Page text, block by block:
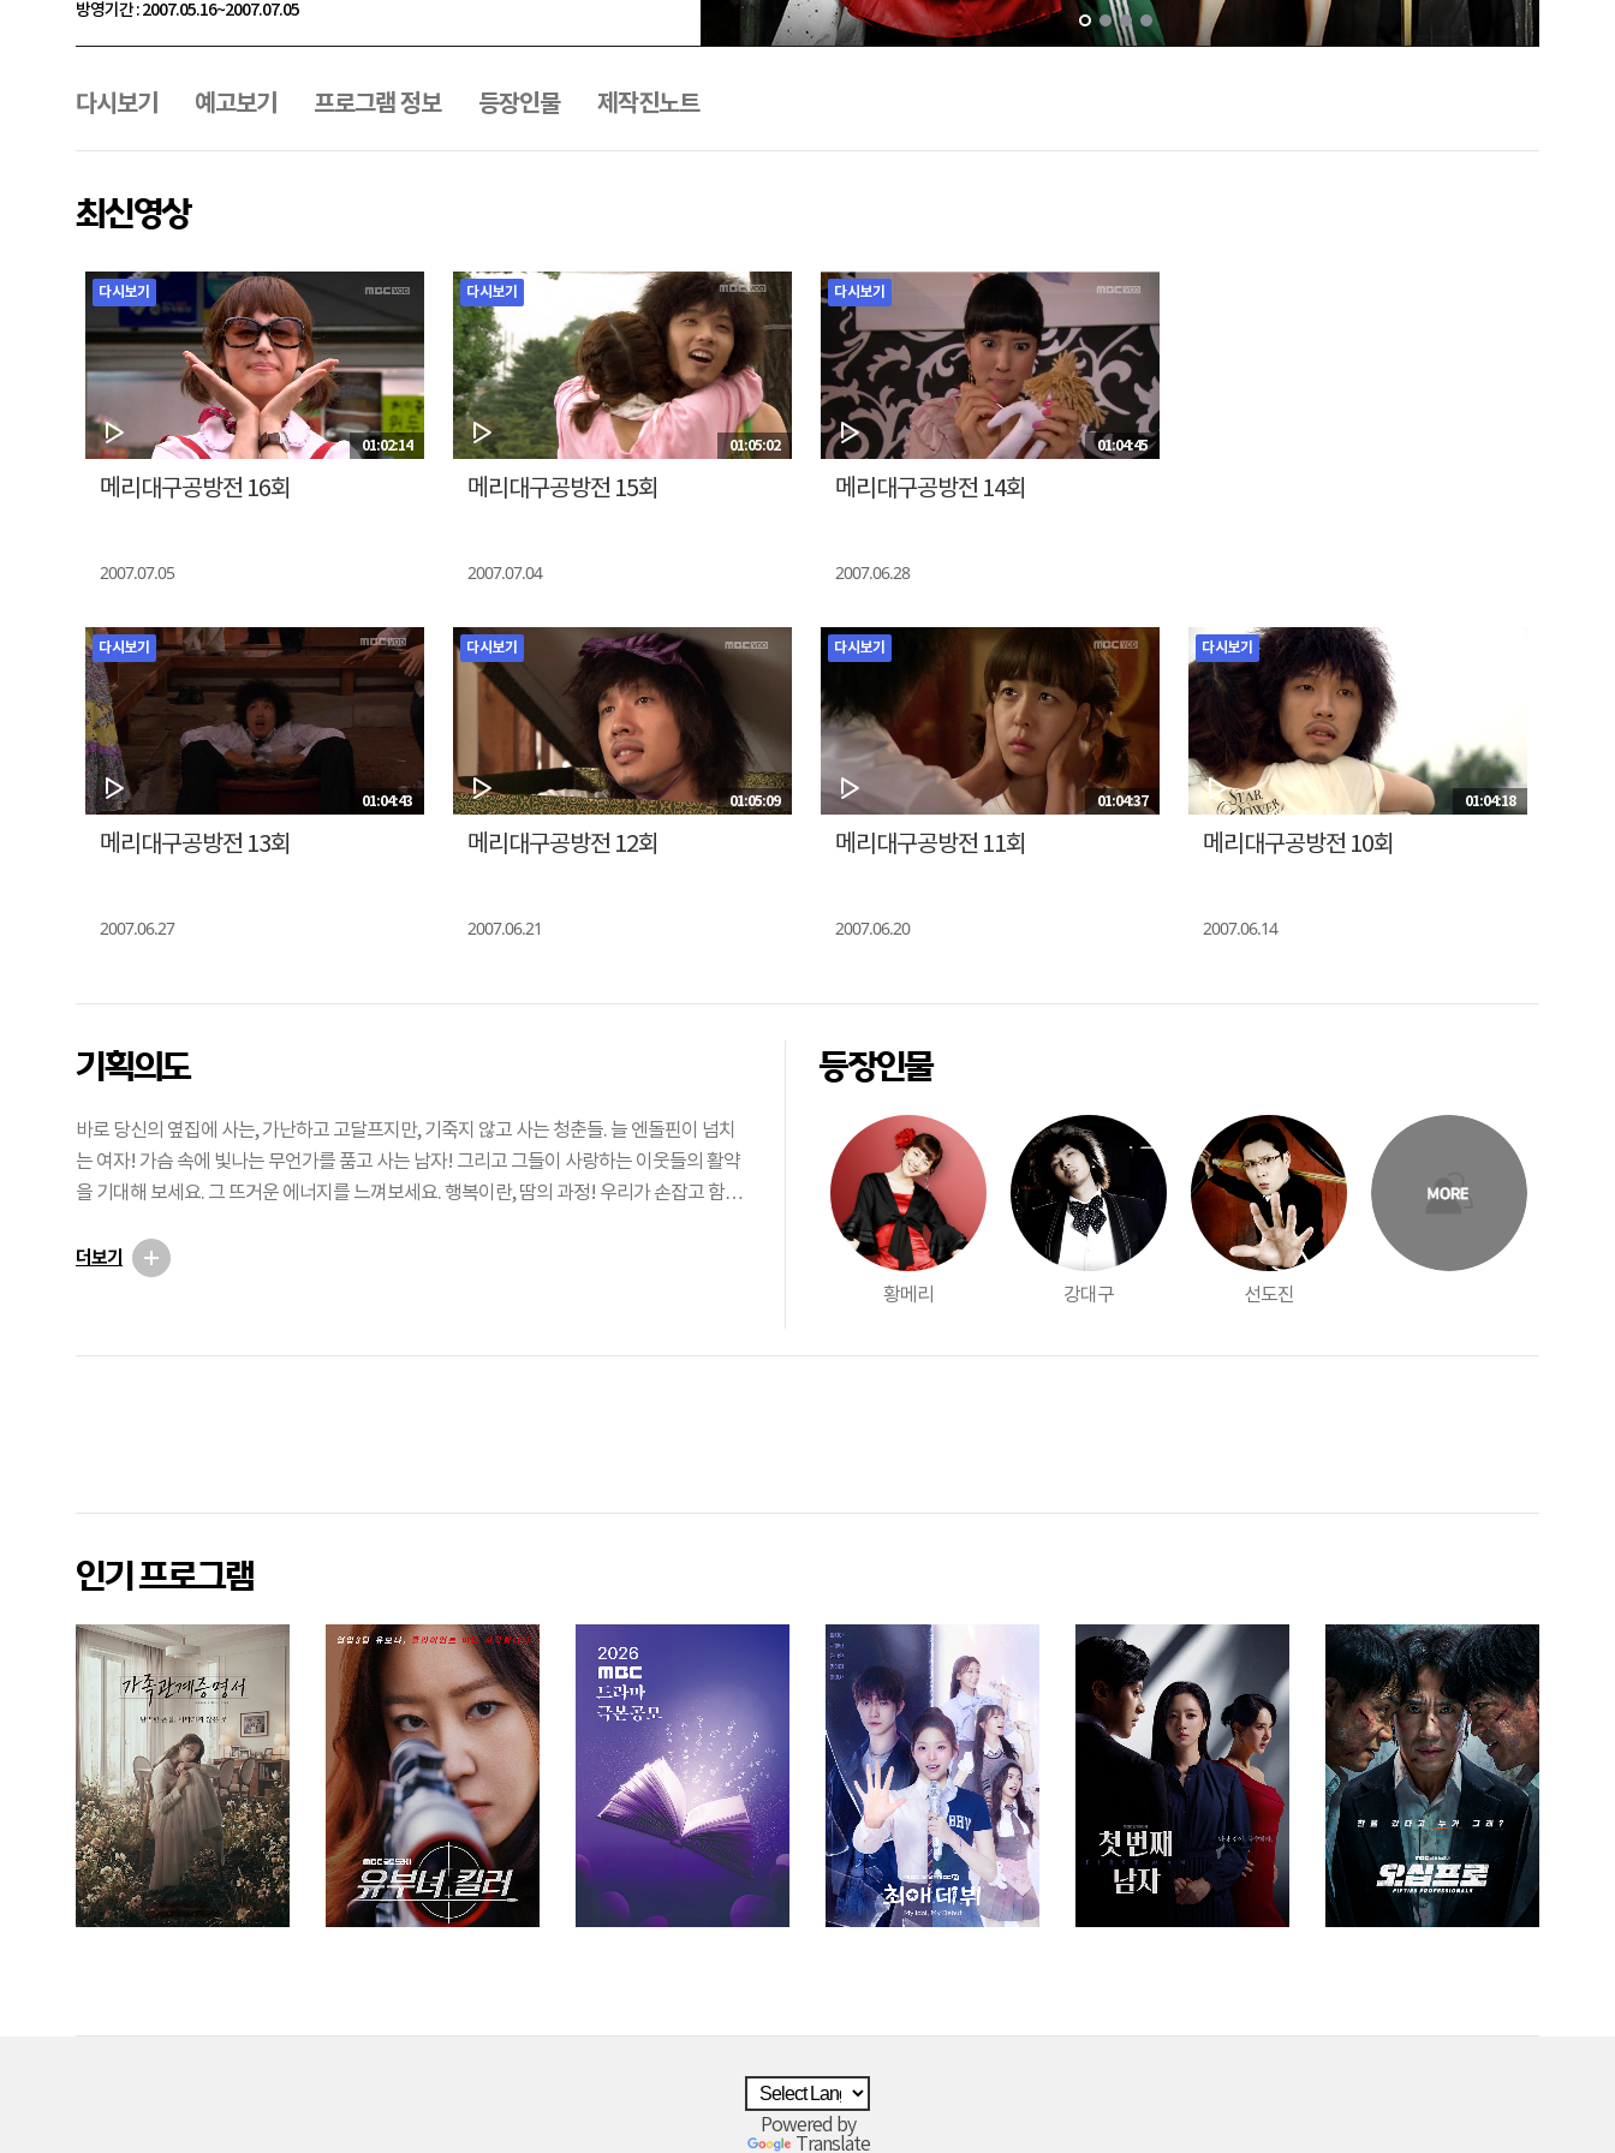
방영기간 : 2007.05.16~2007.07.05
다시보기 예고보기 프로그램 정보 등장인물 제작진노트
최신영상
다시보기
01:02:14
메리대구공방전 16회
2007.07.05
다시보기
01:05:02
메리대구공방전 15회
2007.07.04
다시보기
01:04:45
메리대구공방전 14회
2007.06.28
다시보기
01:04:43
메리대구공방전 13회
2007.06.27
다시보기
01:05:09
메리대구공방전 12회
2007.06.21
다시보기
01:04:37
메리대구공방전 11회
2007.06.20
다시보기
01:04:18
메리대구공방전 10회
2007.06.14
기획의도
바로 당신의 옆집에 사는, 가난하고 고달프지만, 기죽지 않고 사는 청춘들. 늘 엔돌핀이 넘치
는 여자! 가슴 속에 빛나는 무언가를 품고 사는 남자! 그리고 그들이 사랑하는 이웃들의 활약
을 기대해 보세요. 그 뜨거운 에너지를 느껴보세요. 행복이란, 땀의 과정! 우리가 손잡고 함께
더보기
등장인물
황메리 강대구 선도진
인기 프로그램
Powered by
Translate